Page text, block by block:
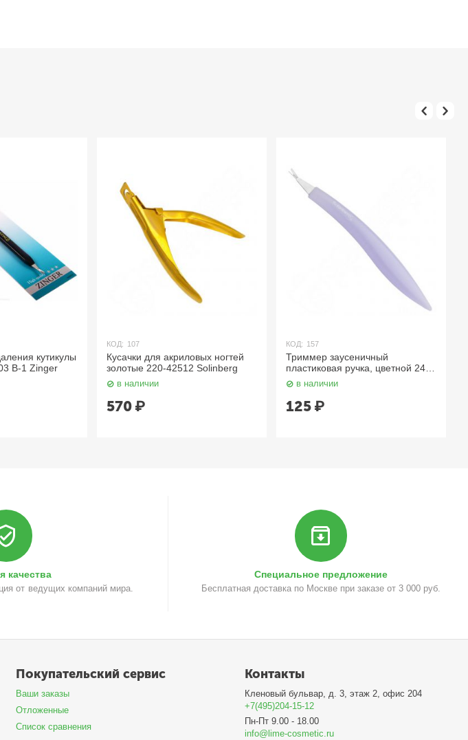
Кусачки для акриловых ногтей
золотые 220-42512 Solinberg
в наличии
Триммер заусеничный
пластиковая ручка, цветной 240-
434 Solinberg
в наличии
качества
от ведущих компаний мира.
Специальное предложение
Бесплатная доставка по Москве при заказе от 3 000 руб.
Покупательский сервис
Ваши заказы
Отложенные
Список сравнения
Контакты
Кленовый бульвар, д. 3, этаж 2, офис 204
+7(495)204-15-12
Пн-Пт 9.00 - 18.00
info@lime-cosmetic.ru